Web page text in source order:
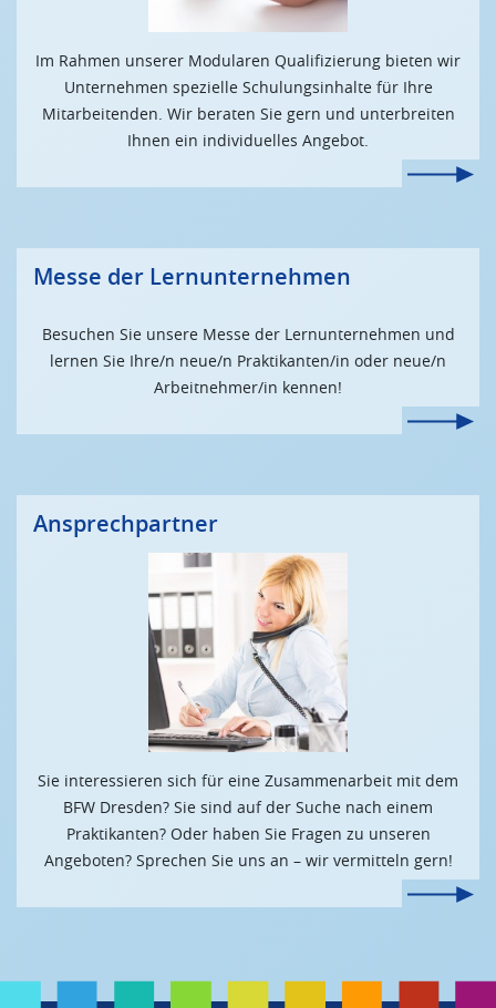
Im Rahmen unserer Modularen Qualifizierung bieten wir
Unternehmen spezielle Schulungsinhalte für Ihre
Mitarbeitenden. Wir beraten Sie gern und unterbreiten
Ihnen ein individuelles Angebot.
Messe der Lernunternehmen
Besuchen Sie unsere Messe der Lernunternehmen und
lernen Sie Ihre/n neue/n Praktikanten/in oder neue/n
Arbeitnehmer/in kennen!
Ansprechpartner
Sie interessieren sich für eine Zusammenarbeit mit dem
BFW Dresden? Sie sind auf der Suche nach einem
Praktikanten? Oder haben Sie Fragen zu unseren
Angeboten? Sprechen Sie uns an – wir vermitteln gern!